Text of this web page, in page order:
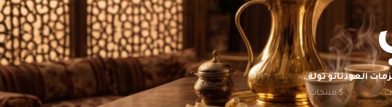
العودنانو تولة
5 منتجات